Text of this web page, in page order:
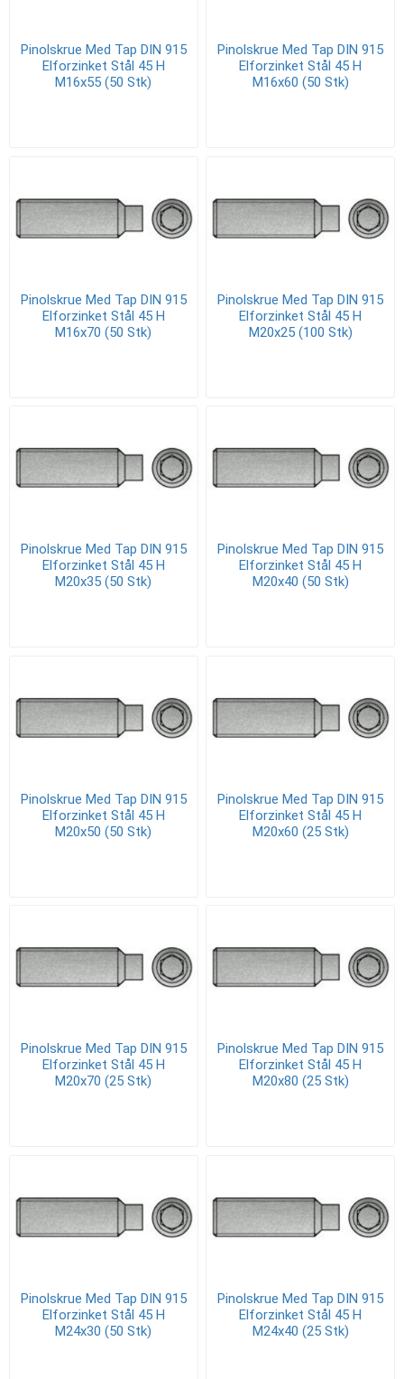
Pinolskrue Med Tap DIN 915
Elforzinket Stål 45 H
M16x55 (50 Stk)
Pinolskrue Med Tap DIN 915
Elforzinket Stål 45 H
M16x60 (50 Stk)
Pinolskrue Med Tap DIN 915
Elforzinket Stål 45 H
M16x70 (50 Stk)
Pinolskrue Med Tap DIN 915
Elforzinket Stål 45 H
M20x25 (100 Stk)
Pinolskrue Med Tap DIN 915
Elforzinket Stål 45 H
M20x35 (50 Stk)
Pinolskrue Med Tap DIN 915
Elforzinket Stål 45 H
M20x40 (50 Stk)
Pinolskrue Med Tap DIN 915
Elforzinket Stål 45 H
M20x50 (50 Stk)
Pinolskrue Med Tap DIN 915
Elforzinket Stål 45 H
M20x60 (25 Stk)
Pinolskrue Med Tap DIN 915
Elforzinket Stål 45 H
M20x70 (25 Stk)
Pinolskrue Med Tap DIN 915
Elforzinket Stål 45 H
M20x80 (25 Stk)
Pinolskrue Med Tap DIN 915
Elforzinket Stål 45 H
M24x30 (50 Stk)
Pinolskrue Med Tap DIN 915
Elforzinket Stål 45 H
M24x40 (25 Stk)